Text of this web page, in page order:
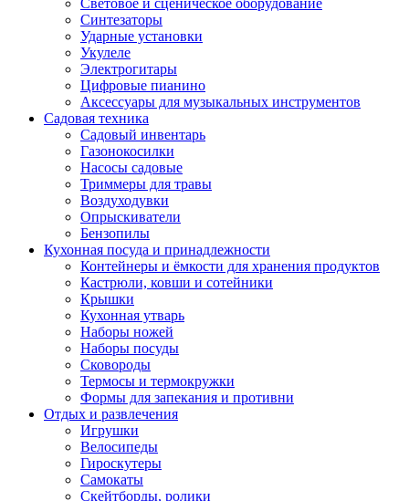
Световое и сценическое оборудование
Синтезаторы
Ударные установки
Укулеле
Электрогитары
Цифровые пианино
Аксессуары для музыкальных инструментов
Садовая техника
Садовый инвентарь
Газонокосилки
Насосы садовые
Триммеры для травы
Воздуходувки
Опрыскиватели
Бензопилы
Кухонная посуда и принадлежности
Контейнеры и ёмкости для хранения продуктов
Кастрюли, ковши и сотейники
Крышки
Кухонная утварь
Наборы ножей
Наборы посуды
Сковороды
Термосы и термокружки
Формы для запекания и противни
Отдых и развлечения
Игрушки
Велосипеды
Гироскутеры
Самокаты
Скейтборды, ролики